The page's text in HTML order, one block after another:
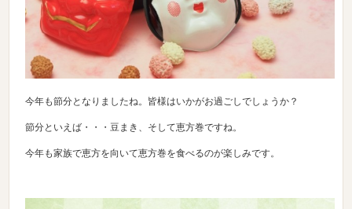
今年も節分となりましたね。皆様はいかがお過ごしでしょうか？
節分といえば・・・豆まき、そして恵方巻ですね。
今年も家族で恵方を向いて恵方巻を食べるのが楽しみです。